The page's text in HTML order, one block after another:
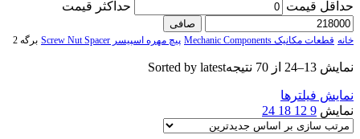
حداقل قیمت حداكثر قيمت
صافی
خانه قطعات مکانیک Mechanic Components پیچ مهره اسپیسر Screw Nut Spacer برگه 2
نمایش 13–24 از 70 نتیجه Sorted by latest
نمایش فیلترها
نمایش 9
12
18
24